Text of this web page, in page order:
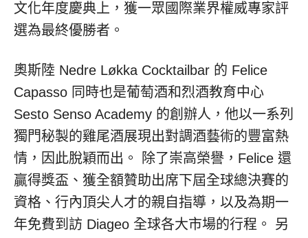
文化年度慶典上，獲一眾國際業界權威專家評
選為最終優勝者。
奧斯陸 Nedre Løkka Cocktailbar 的 Felice
Capasso 同時也是葡萄酒和烈酒教育中心
Sesto Senso Academy 的創辦人，他以一系列
獨門秘製的雞尾酒展現出對調酒藝術的豐富熱
情，因此脫穎而出。 除了崇高榮譽，Felice 還
贏得獎盃、獲全額贊助出席下屆全球總決賽的
資格、行內頂尖人才的親自指導，以及為期一
年免費到訪 Diageo 全球各大市場的行程。 另